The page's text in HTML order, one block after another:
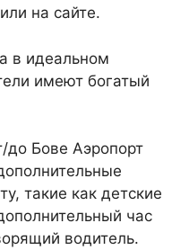
на сайте.
в идеальном
имеют богатый
до Бове Аэропорт
такие как детские
час
водитель.